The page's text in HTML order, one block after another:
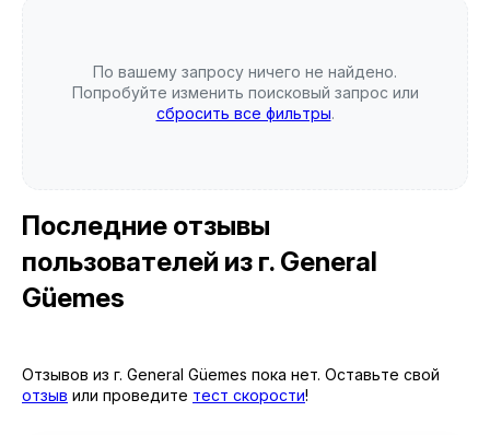
По вашему запросу ничего не найдено.
Попробуйте изменить поисковый запрос или
сбросить все фильтры.
Последние отзывы
пользователей из г. General
Güemes
Отзывов из г. General Güemes пока нет. Оставьте свой
отзыв или проведите тест скорости!